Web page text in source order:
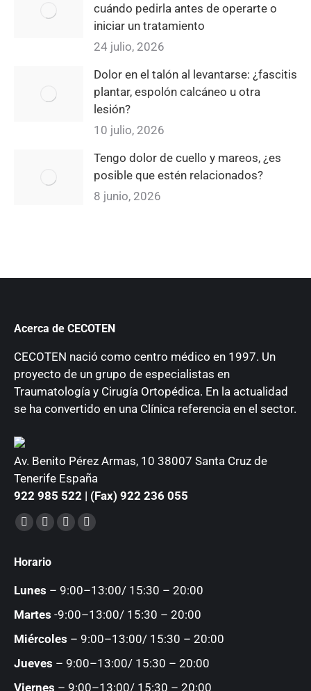
cuándo pedirla antes de operarte o
iniciar un tratamiento
24 julio, 2026
Dolor en el talón al levantarse: ¿fascitis
plantar, espolón calcáneo u otra
lesión?
10 julio, 2026
Tengo dolor de cuello y mareos, ¿es
posible que estén relacionados?
8 junio, 2026
Acerca de CECOTEN
CECOTEN nació como centro médico en 1997. Un
proyecto de un grupo de especialistas en
Traumatología y Cirugía Ortopédica. En la actualidad
se ha convertido en una Clínica referencia en el sector.
Av. Benito Pérez Armas, 10 38007 Santa Cruz de
Tenerife España
922 985 522 | (Fax) 922 236 055
Encuéntranos en:
Facebook
opens
window
YouTube
opens
window
Instagram
in
window
Mail
in
window
Horario
Lunes – 9:00–13:00/ 15:30 – 20:00
Martes -9:00–13:00/ 15:30 – 20:00
Miércoles – 9:00–13:00/ 15:30 – 20:00
Jueves – 9:00–13:00/ 15:30 – 20:00
Viernes – 9:00–13:00/ 15:30 – 20:00